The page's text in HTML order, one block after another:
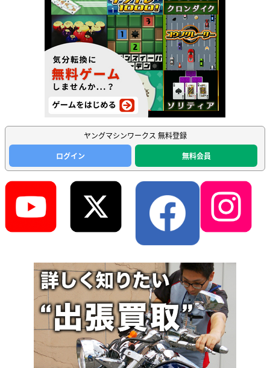
ヤングマシンワークス 無料登録
ログイン
無料会員